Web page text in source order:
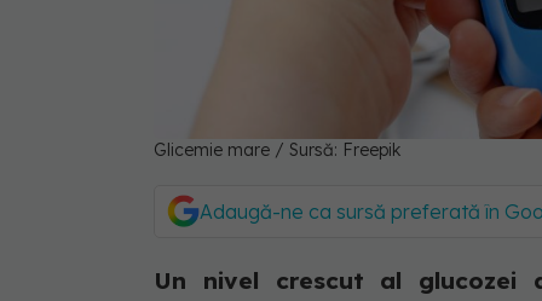
Glicemie mare / Sursă: Freepik
Adaugă-ne ca sursă preferată în
Un nivel crescut al glucozei